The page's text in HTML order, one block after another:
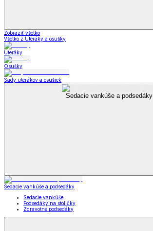
Zobraziť všetko
Všetko z Uteráky a osušky
Uteráky
Osušky
Sady uterákov a osušiek
Sedacie vankúše a podsedáky
Sedacie vankúše a podsedáky
Sedacie vankúše
Podsedáky na stoličky
Zdravotné podsedáky